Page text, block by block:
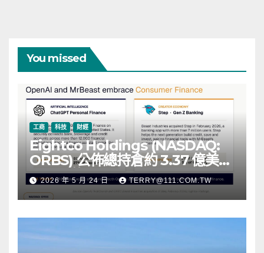
You missed
工商 科技 財經
Eightco Holdings (NASDAQ:
ORBS) 公佈總持倉約 3.37 億美
元，涵蓋 OpenAI、Beast
Industries、超過 11,000 枚以太
幣 (ETH) 及逾 2.83 億枚 WLD 代
幣
2026 年 5 月 24 日 TERRY@111.COM.TW